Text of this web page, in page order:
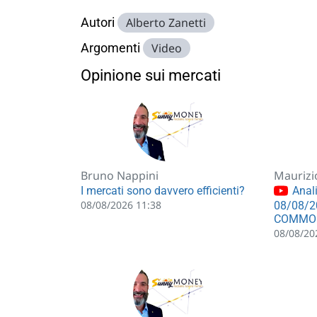
Autori Alberto Zanetti
Argomenti Video
Opinione sui mercati
Bruno Nappini
I mercati sono davvero efficienti?
08/08/2026 11:38
08/08/
08/08/